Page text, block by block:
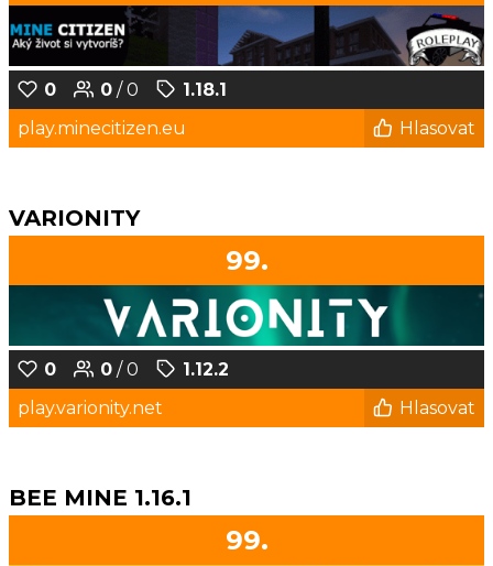
0 0 / 0
1.18.1
play.minecitizen.eu
Hlasovat
VARIONITY
99.
0 0 / 0
1.12.2
play.varionity.net
Hlasovat
BEE MINE 1.16.1
99.